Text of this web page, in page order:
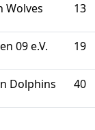
Wolves 13
09 e.V. 19
Dolphins 40